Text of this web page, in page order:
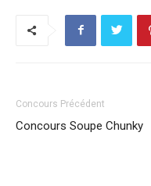
Concours Précédent
Concours Soupe Chunky